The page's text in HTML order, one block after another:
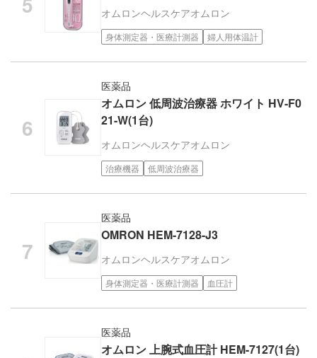
オムロンヘルスケアオムロン
身体測定器・医療計測器 婦人用体温計
医薬品
オムロン 低周波治療器 ホワイト HV-F0
21-W(1台)
オムロンヘルスケアオムロン
治療機器 低周波治療器
医薬品
OMRON HEM-7128-J3
オムロンヘルスケアオムロン
身体測定器・医療計測器 血圧計
医薬品
オムロン 上腕式血圧計 HEM-7127(1台)